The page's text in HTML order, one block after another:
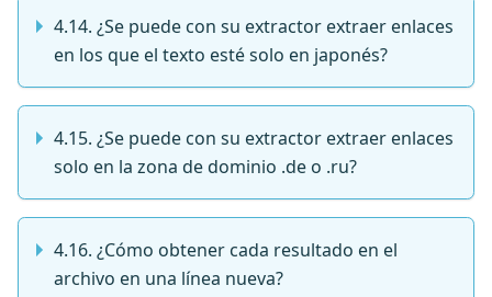
4.14. ¿Se puede con su extractor extraer enlaces
en los que el texto esté solo en japonés?
4.15. ¿Se puede con su extractor extraer enlaces
solo en la zona de dominio .de o .ru?
4.16. ¿Cómo obtener cada resultado en el
archivo en una línea nueva?